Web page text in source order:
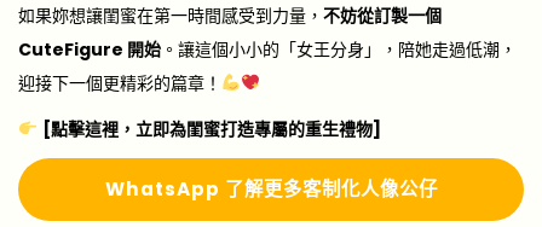
如果妳想讓閨蜜在第一時間感受到力量， 不妨從訂製一個
CuteFigure 開始 。讓這個小小的「女王分身」，陪她走過低潮，
迎接下一個更精彩的篇章！
[點擊這裡，立即為閨蜜打造專屬的重生禮物]
WhatsApp 了解更多客制化人像公仔